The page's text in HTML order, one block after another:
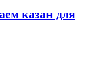
казан для